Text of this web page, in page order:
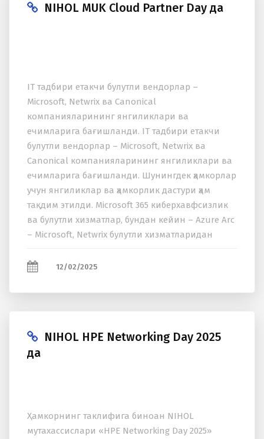
NIHOL MUK Cloud Partner Day да
IT тадбири етакчи булутли вендорлар –
Microsoft, Netwrix ва Canonical
компанияларининг янгиликлари ва
ечимларига бағишланди. IT тадбири етакчи
булутли вендорлар – Microsoft, Netwrix ва
Canonical компанияларининг янгиликлари ва
ечимларига бағишланди. Шунингдек ҳамкорлар
учун янгиликлар ва ҳамкорлик дастури ҳам
тақдим этилди. Microsoft 365 киберхавфсизлик
ва булутли хизматлар, бундан кейин – Azure Arc
– Microsoft, Netwrix булутли хизматларидан
марказларини...
12/02/2025
NIHOL HPE Networking Day 2025
да
Ҳамкорнинг таклифига биноан NIHOL
мутахассислари «HPE Networking Day 2025»